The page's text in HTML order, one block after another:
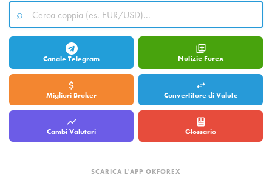
Canale Telegram Notizie Forex
Migliori Broker Convertitore di Valute
Cambi Valutari Glossario
SCARICA L'APP OKFOREX